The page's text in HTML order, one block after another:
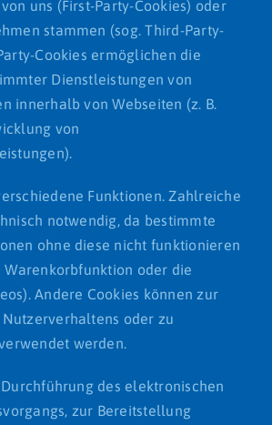
uns (First-Party-Cookies) oder
stammen (sog. Third-Party-
Cookies ermöglichen die
Dienstleistungen von
innerhalb von Webseiten (z. B.
von
Funktionen. Zahlreiche
notwendig, da bestimmte
ohne diese nicht funktionieren
Warenkorbfunktion oder die
Andere Cookies können zur
oder zu
werden.
des elektronischen
zur Bereitstellung